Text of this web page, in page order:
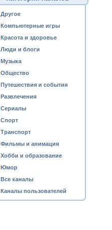
Другое
Компьютерные игры
Красота и здоровье
Люди и блоги
Музыка
Общество
Путешествия и события
Развлечения
Сериалы
Спорт
Транспорт
Фильмы и анимация
Хобби и образование
Юмор
Все каналы
Каналы пользователей